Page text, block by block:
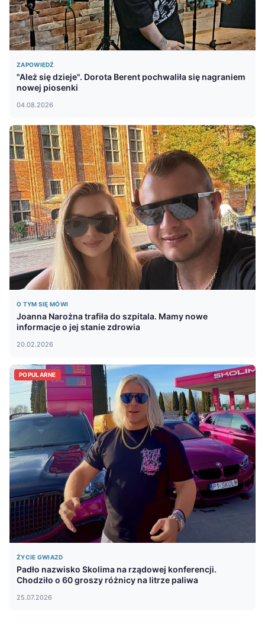
ZAPOWIEDŹ
"Ależ się dzieje". Dorota Berent pochwaliła się nagraniem
nowej piosenki
04.08.2026
O TYM SIĘ MÓWI
Joanna Narożna trafiła do szpitala. Mamy nowe
informacje o jej stanie zdrowia
20.02.2026
POPULARNE
ŻYCIE GWIAZD
Padło nazwisko Skolima na rządowej konferencji.
Chodziło o 60 groszy różnicy na litrze paliwa
25.07.2026